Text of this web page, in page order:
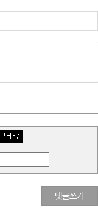
댓글쓰기